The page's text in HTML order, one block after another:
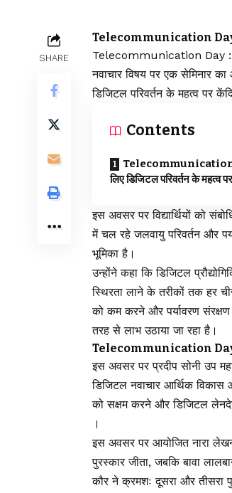
SHARE
Telecommunication Day :
Telecommunication Day :
नवाचार विषय पर एक सेमिनार
डिजिटल परिवर्तन के महत्व पर
Contents
Telecommunication
लिए डिजिटल परिवर्तन के महत्व
इस अवसर पर विद्यार्थियों को
में चल रहे जलवायु परिवर्तन और
भूमिका है।
उन्होंने कहा कि डिजिटल
स्थिरता लाने के तरीकों तक हर
को कम करने और पर्यावरण संरक्षण
तरह से लाभ उठाया जा रहा है।
Telecommunication Day :
इस अवसर पर प्रदीप सोनी उप
डिजिटल नवाचार आर्थिक
को सक्षम करने और डिजिटल लेनदेन
।
इस अवसर पर आयोजित नारा
पुरस्कार जीता, जबकि बावा
कौर ने क्रमशः दूसरा और तीसरा